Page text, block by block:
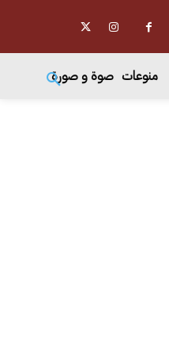
منوعات صوة و صورة